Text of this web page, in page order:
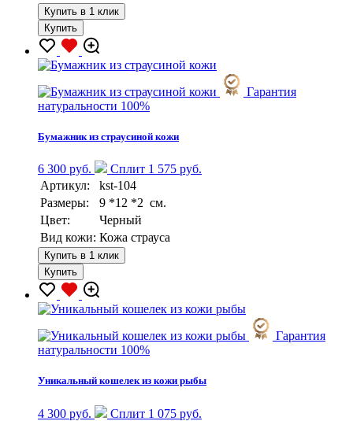
Купить в 1 клик
Купить
Гарантия
натуральности 100%
Бумажник из страусиной кожи
6 300 руб.
Сплит 1 575 руб.
Артикул:
kst-104
Размеры:
9 *12 *2 см.
Цвет:
Черный
Вид кожи: Кожа страуса
Купить в 1 клик
Купить
Гарантия
натуральности 100%
Уникальный кошелек из кожи рыбы
4 300 руб.
Сплит 1 075 руб.